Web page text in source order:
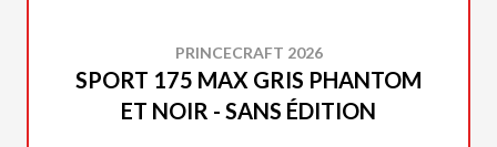
PRINCECRAFT 2026
SPORT 175 MAX GRIS PHANTOM
ET NOIR - SANS ÉDITION